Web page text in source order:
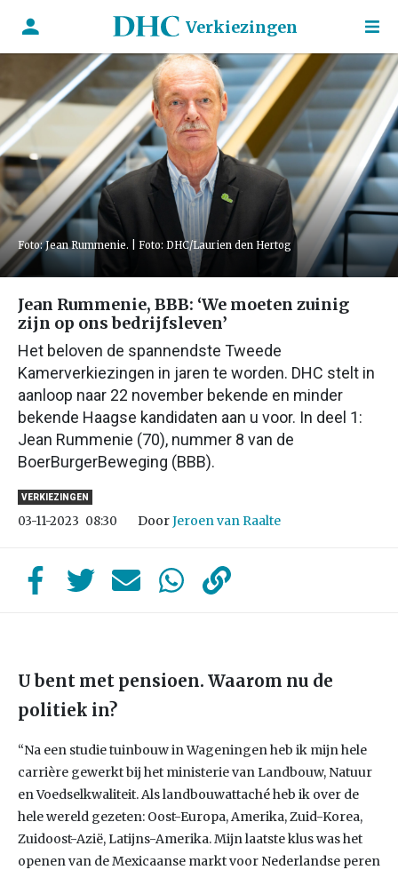
Verkiezingen
Foto: Jean Rummenie. | Foto: DHC/Laurien den Hertog
Jean Rummenie, BBB: ‘We moeten zuinig
zijn op ons bedrijfsleven’
Het beloven de spannendste Tweede
Kamerverkiezingen in jaren te worden. DHC stelt in
aanloop naar 22 november bekende en minder
bekende Haagse kandidaten aan u voor. In deel 1:
Jean Rummenie (70), nummer 8 van de
BoerBurgerBeweging (BBB).
VERKIEZINGEN
03-11-2023 08:30 DoorJeroen van Raalte
U bent met pensioen. Waarom nu de
politiek in?
“Na een studie tuinbouw in Wageningen heb ik mijn hele
carrière gewerkt bij het ministerie van Landbouw, Natuur
en Voedselkwaliteit. Als landbouwattaché heb ik over de
hele wereld gezeten: Oost-Europa, Amerika, Zuid-Korea,
Zuidoost-Azië, Latijns-Amerika. Mijn laatste klus was het
openen van de Mexicaanse markt voor Nederlandse peren